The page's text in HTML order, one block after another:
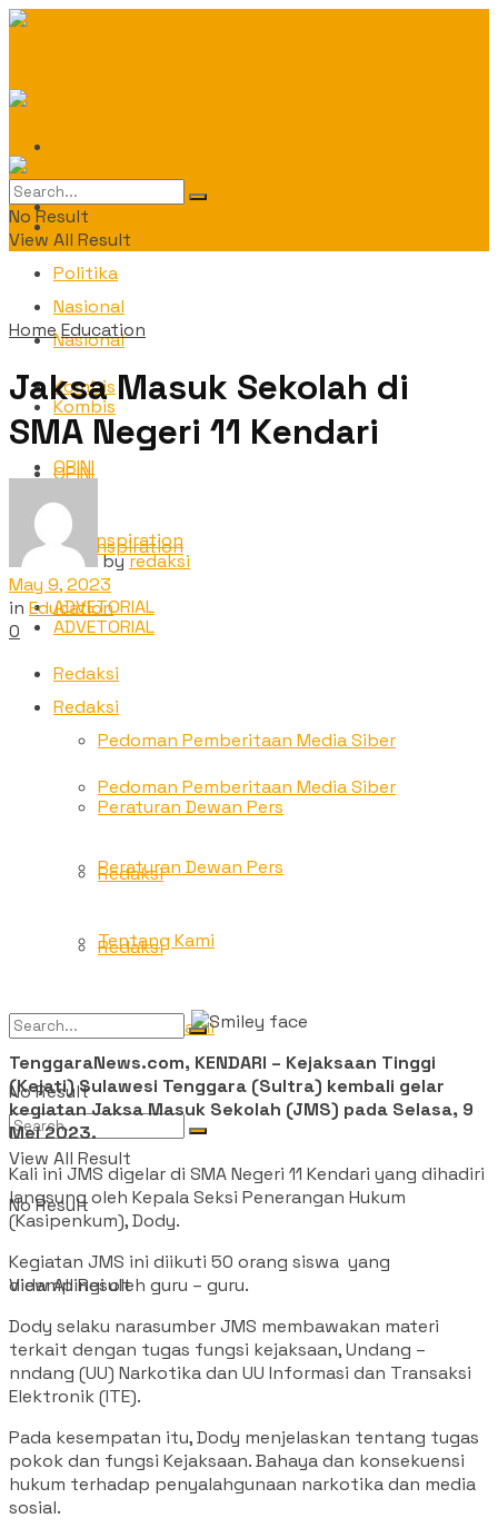
Politika
Nasional
Kombis
OPINI
TNC Inspiration
ADVETORIAL
Redaksi
Pedoman Pemberitaan Media Siber
Peraturan Dewan Pers
Redaksi
Tentang Kami
No Result
View All Result
Daerah
Politika
Nasional
Kombis
OPINI
TNC Inspiration
ADVETORIAL
Redaksi
Pedoman Pemberitaan Media Siber
Peraturan Dewan Pers
Redaksi
Tentang Kami
No Result
View All Result
No Result
View All Result
HomeEducation
Jaksa Masuk Sekolah di
SMA Negeri 11 Kendari
byredaksi
May 9, 2023
in Education
0
TenggaraNews.com, KENDARI – Kejaksaan Tinggi
(Kejati) Sulawesi Tenggara (Sultra) kembali gelar
kegiatan Jaksa Masuk Sekolah (JMS) pada Selasa, 9
Mei 2023.
Kali ini JMS digelar di SMA Negeri 11 Kendari yang dihadiri
langsung oleh Kepala Seksi Penerangan Hukum
(Kasipenkum), Dody.
Kegiatan JMS ini diikuti 50 orang siswa yang
didampingi oleh guru – guru.
Dody selaku narasumber JMS membawakan materi
terkait dengan tugas fungsi kejaksaan, Undang –
nndang (UU) Narkotika dan UU Informasi dan Transaksi
Elektronik (ITE).
Pada kesempatan itu, Dody menjelaskan tentang tugas
pokok dan fungsi Kejaksaan. Bahaya dan konsekuensi
hukum terhadap penyalahgunaan narkotika dan media
sosial.